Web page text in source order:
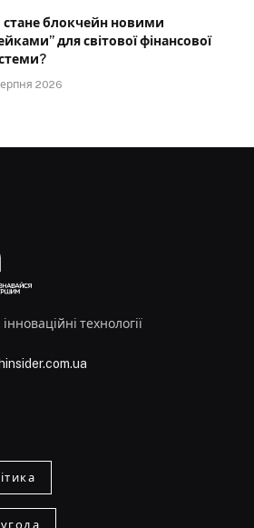
стане блокчейн новими
для світової фінансової
2026
технології